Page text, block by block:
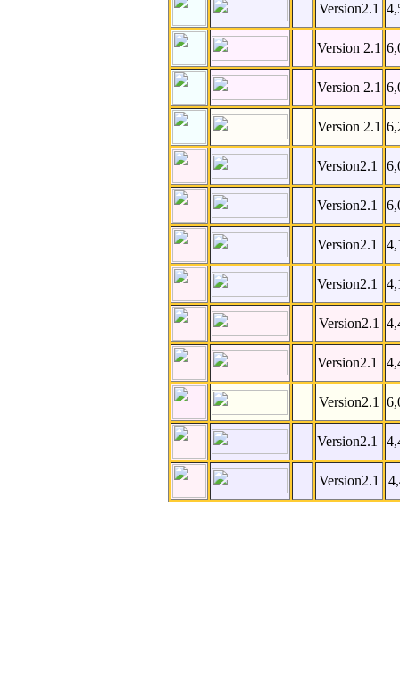
Version2.1
Version 2.1
Version 2.1
Version 2.1
Version2.1
Version2.1
Version2.1
Version2.1
Version2.1
Version2.1
Version2.1
Version2.1
Version2.1